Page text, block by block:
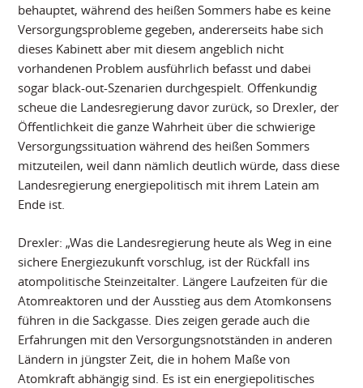
behauptet, während des heißen Sommers habe es keine
Versorgungsprobleme gegeben, andererseits habe sich
dieses Kabinett aber mit diesem angeblich nicht
vorhandenen Problem ausführlich befasst und dabei
sogar black-out-Szenarien durchgespielt. Offenkundig
scheue die Landesregierung davor zurück, so Drexler, der
Öffentlichkeit die ganze Wahrheit über die schwierige
Versorgungssituation während des heißen Sommers
mitzuteilen, weil dann nämlich deutlich würde, dass diese
Landesregierung energiepolitisch mit ihrem Latein am
Ende ist.
Drexler: „Was die Landesregierung heute als Weg in eine
sichere Energiezukunft vorschlug, ist der Rückfall ins
atompolitische Steinzeitalter. Längere Laufzeiten für die
Atomreaktoren und der Ausstieg aus dem Atomkonsens
führen in die Sackgasse. Dies zeigen gerade auch die
Erfahrungen mit den Versorgungsnotständen in anderen
Ländern in jüngster Zeit, die in hohem Maße von
Atomkraft abhängig sind. Es ist ein energiepolitisches